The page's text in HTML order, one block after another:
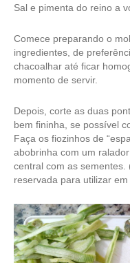
Sal e pimenta do reino a
Comece preparando o
ingredientes, de
chacoalhar até ficar
momento de servir.
Depois, corte as duas
bem fininha, se possível
Faça os fiozinhos de
abobrinha com um
central com as
reservada para utilizar